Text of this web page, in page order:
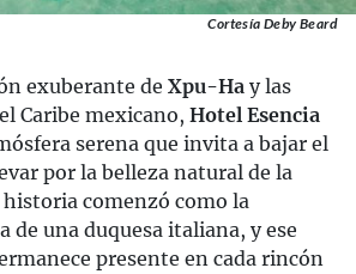
Cortesía Deby Beard
exuberante de Xpu-Ha y las
Caribe mexicano, Hotel Esencia
serena que invita a bajar el
por la belleza natural de la
historia comenzó como la
de una duquesa italiana, y ese
presente en cada rincón